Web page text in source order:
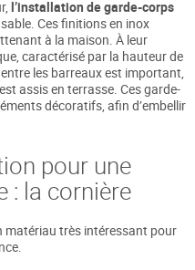
l’installation de garde-corps
Ces finitions en inox
à la maison. À leur
caractérisé par la hauteur de
les barreaux est important,
assis en terrasse. Ces garde-
décoratifs, afin d’embellir
pour une
: la cornière
matériau très intéressant pour